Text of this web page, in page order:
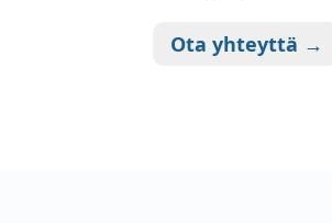
Ota yhteyttä →